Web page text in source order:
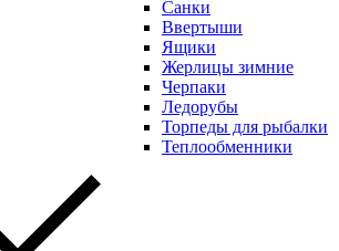
Санки
Ввертыши
Ящики
Жерлицы зимние
Черпаки
Ледорубы
Торпеды для рыбалки
Теплообменники